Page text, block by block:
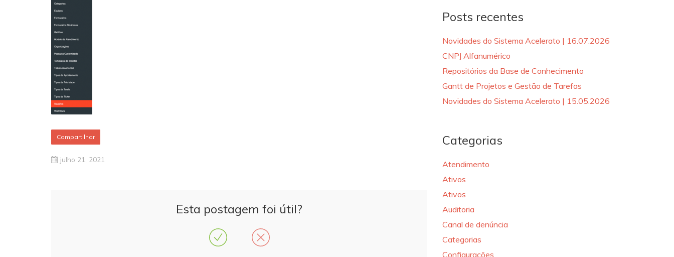
Compartilhar
julho 21, 2021
Esta postagem foi útil?
Posts recentes
Novidades do Sistema Acelerato | 16.07.2026
CNPJ Alfanumérico
Repositórios da Base de Conhecimento
Gantt de Projetos e Gestão de Tarefas
Novidades do Sistema Acelerato | 15.05.2026
Categorias
Atendimento
Ativos
Ativos
Auditoria
Canal de denúncia
Categorias
Configurações